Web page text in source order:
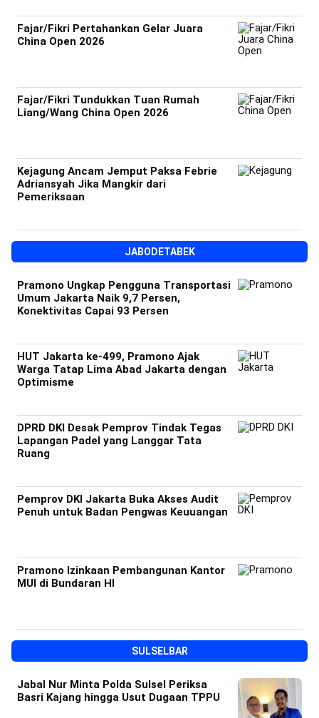
Fajar/Fikri Pertahankan Gelar Juara
China Open 2026
Fajar/Fikri Tundukkan Tuan Rumah
Liang/Wang China Open 2026
Kejagung Ancam Jemput Paksa Febrie
Adriansyah Jika Mangkir dari
Pemeriksaan
JABODETABEK
Pramono Ungkap Pengguna Transportasi
Umum Jakarta Naik 9,7 Persen,
Konektivitas Capai 93 Persen
HUT Jakarta ke-499, Pramono Ajak
Warga Tatap Lima Abad Jakarta dengan
Optimisme
DPRD DKI Desak Pemprov Tindak Tegas
Lapangan Padel yang Langgar Tata
Ruang
Pemprov DKI Jakarta Buka Akses Audit
Penuh untuk Badan Pengwas Keuuangan
Pramono Izinkaan Pembangunan Kantor
MUI di Bundaran HI
SULSELBAR
Jabal Nur Minta Polda Sulsel Periksa
Basri Kajang hingga Usut Dugaan TPPU